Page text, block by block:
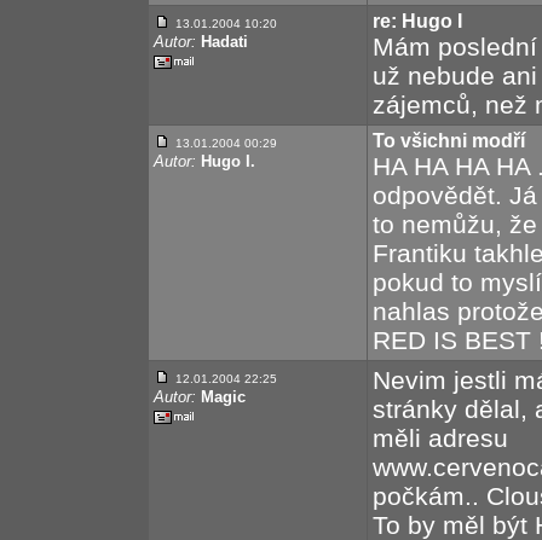
13.01.2004 10:20
Autor: Hadati
re: Hugo I
Mám
už nebude
zájemců, než
13.01.2004 00:29
Autor: Hugo I.
To všichni modří
HA HA HA
odpovědět.
to nemůžu,
Frantiku
pokud to
nahlas
RED IS BEST
12.01.2004 22:25
Autor: Magic
Nevim jestli
stránky dělal,
měli adresu
počkám..
To by měl být